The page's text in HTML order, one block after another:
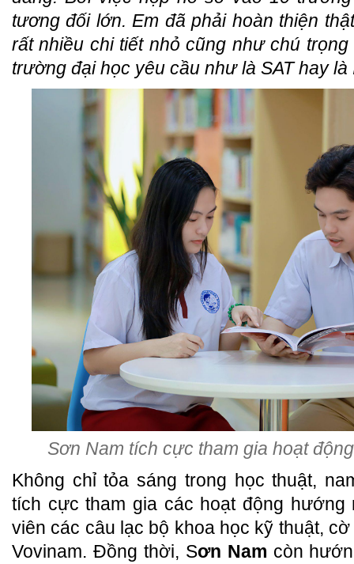
tương đối lớn. Em đã phải hoàn thiện
rất nhiều chi tiết nhỏ cũng như chú
trường đại học yêu cầu như là SAT hay là
Sơn Nam tích cực tham gia hoạt
Không chỉ tỏa sáng trong học thuật,
tích cực tham gia các hoạt động hướng
viên các câu lạc bộ khoa học kỹ thuật,
Vovinam. Đồng thời, Sơn Nam còn